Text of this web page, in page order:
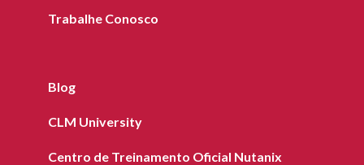
Trabalhe Conosco
Blog
CLM University
Centro de Treinamento Oficial Nutanix